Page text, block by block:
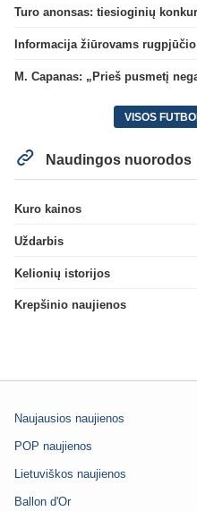
Turo anonsas: tiesioginių
Informacija žiūrovams
VISOS
Naudingos nuorodos
Kuro kainos
Uždarbis
Kelionių istorijos
Krepšinio naujienos
Naujausios naujienos
POP naujienos
Lietuviškos naujienos
Ballon d'Or